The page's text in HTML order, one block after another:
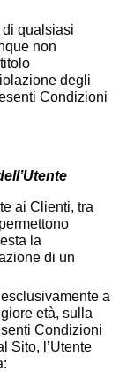
qualsiasi
non
degli
Condizioni
ai Clienti, tra
la
di un
a
età, sulla
Condizioni
Sito, l’Utente